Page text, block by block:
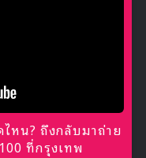
หน? ถึงกลับมาถ่าย
ที่กรุงเทพ